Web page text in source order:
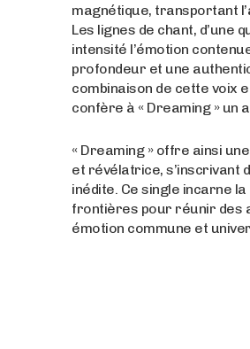
magnétique, transportant
Les lignes de chant, d’une
intensité l’émotion
profondeur et une
combinaison de cette voix
confère à « Dreaming » un
« Dreaming » offre ainsi
et révélatrice, s’inscrivant
inédite. Ce single incarne
frontières pour réunir des
émotion commune et